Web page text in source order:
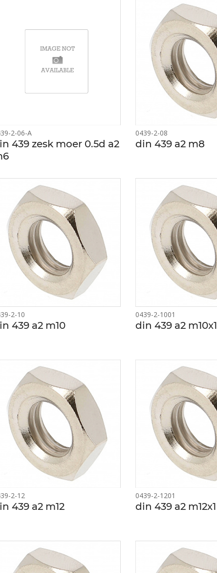
2-06-A
439 zesk moer 0.5d a2
0439-2-08
din 439 a2 m8
2-10
439 a2 m10
0439-2-1001
din 439 a2 m10x1
2-12
439 a2 m12
0439-2-1201
din 439 a2 m12x1